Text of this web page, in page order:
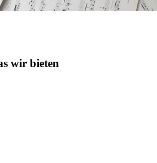
wir bieten